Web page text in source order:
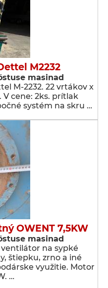
M2232
masinad
M-2232. 22 vrtákov x
cene: 2ks. prítlak
systém na skru …
OWENT 7,5KW
masinad
na sypké
štiepku, zrno a iné
využitie. Motor
…